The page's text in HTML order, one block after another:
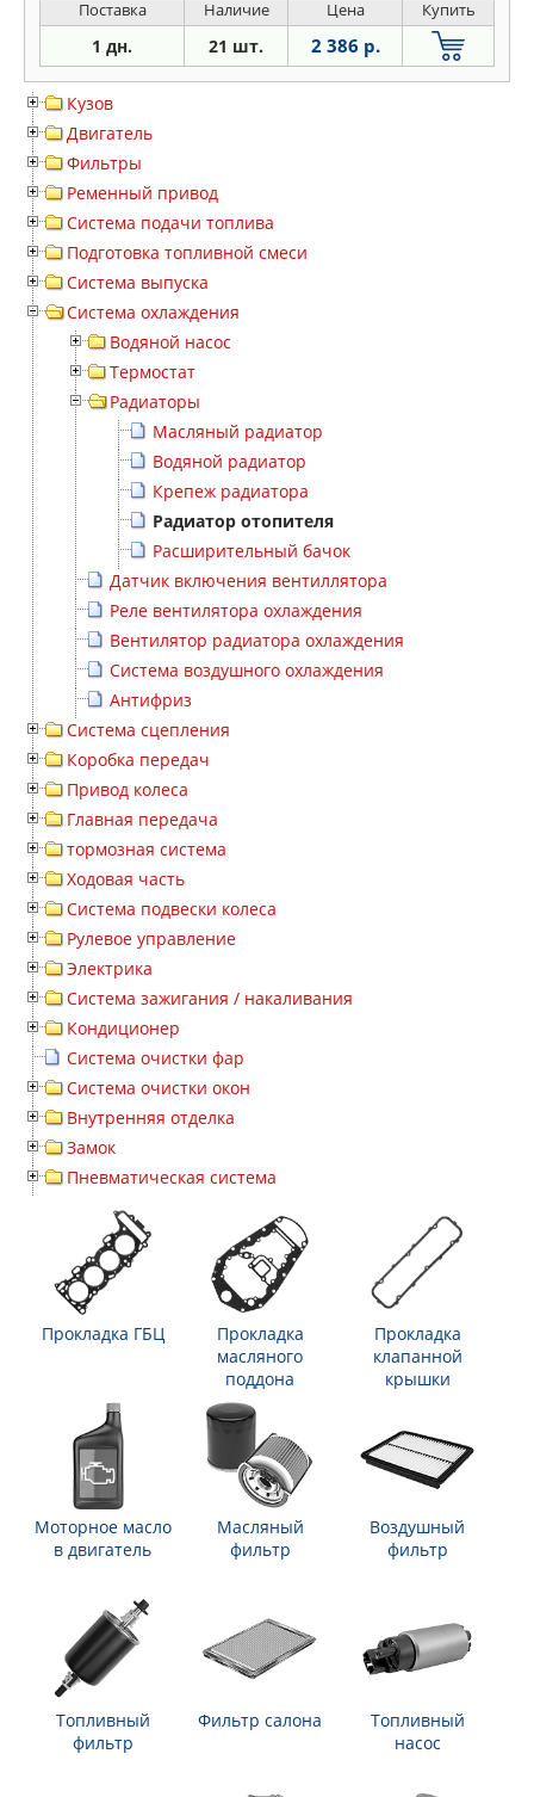
Поставка Наличие Цена Купить
1 дн. 21 шт. 2 386 р.
Кузов
Двигатель
Фильтры
Ременный привод
Система подачи топлива
Подготовка топливной смеси
Система выпуска
Система охлаждения
Водяной насос
Термостат
Радиаторы
Масляный радиатор
Водяной радиатор
Крепеж радиатора
Радиатор отопителя
Расширительный бачок
Датчик включения вентиллятора
Реле вентилятора охлаждения
Вентилятор радиатора охлаждения
Система воздушного охлаждения
Антифриз
Система сцепления
Коробка передач
Привод колеса
Главная передача
тормозная система
Ходовая часть
Система подвески колеса
Рулевое управление
Электрика
Система зажигания / накаливания
Кондиционер
Система очистки фар
Система очистки окон
Внутренняя отделка
Замок
Пневматическая система
Прокладка ГБЦ
Прокладка
масляного
поддона
Прокладка
клапанной
крышки
Моторное масло
в двигатель
Масляный
фильтр
Воздушный
фильтр
Топливный
фильтр
Фильтр салона
Топливный
насос